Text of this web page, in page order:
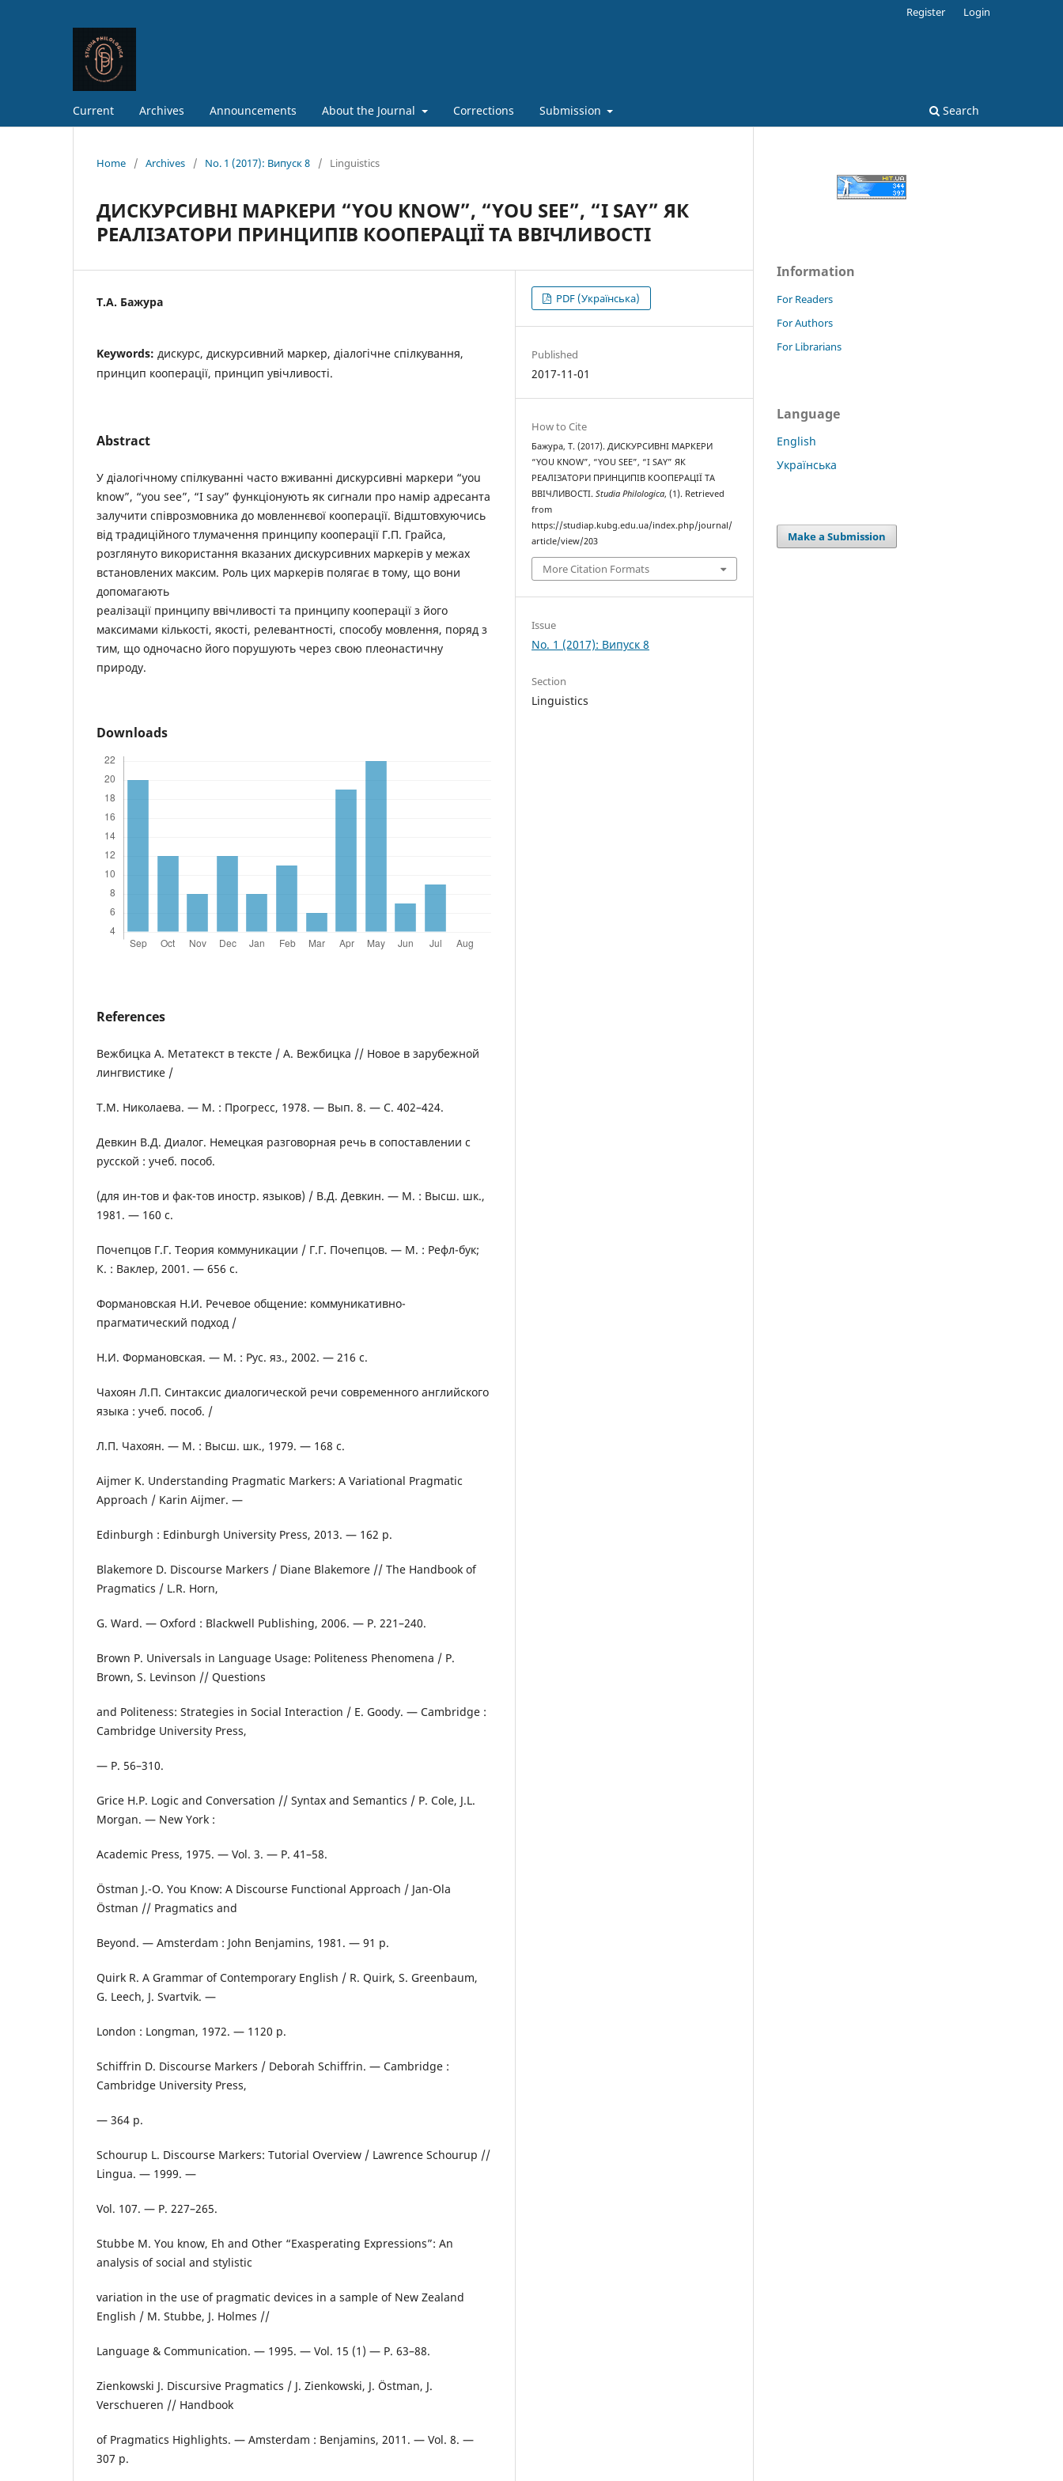
Current Archives Announcements About the Journal Corrections Submission Search
Register Login
Home / Archives / No. 1 (2017): Випуск 8 / Linguistics
ДИСКУРСИВНІ МАРКЕРИ “YOU KNOW”, “YOU SEE”, “I SAY” ЯК
РЕАЛІЗАТОРИ ПРИНЦИПІВ КООПЕРАЦІЇ ТА ВВІЧЛИВОСТІ
Т.А. Бажура
Keywords: дискурс, дискурсивний маркер, діалогічне спілкування,
принцип кооперації, принцип увічливості.
Abstract
У діалогічному спілкуванні часто вживанні дискурсивні маркери “you
know”, “you see”, “I say” функціонують як сигнали про намір адресанта
залучити співрозмовника до мовленнєвої кооперації. Відштовхуючись
від традиційного тлумачення принципу кооперації Г.П. Грайса,
розглянуто використання вказаних дискурсивних маркерів у межах
встановлених максим. Роль цих маркерів полягає в тому, що вони
допомагають
реалізації принципу ввічливості та принципу кооперації з його
максимами кількості, якості, релевантності, способу мовлення, поряд з
тим, що одночасно його порушують через свою плеонастичну
природу.
Downloads
References
Вежбицка А. Метатекст в тексте / А. Вежбицка // Новое в зарубежной
лингвистике /
Т.М. Николаева. — М. : Прогресс, 1978. — Вып. 8. — С. 402–424.
Девкин В.Д. Диалог. Немецкая разговорная речь в сопоставлении с
русской : учеб. пособ.
(для ин-тов и фак-тов иностр. языков) / В.Д. Девкин. — М. : Высш. шк.,
1981. — 160 с.
Почепцов Г.Г. Теория коммуникации / Г.Г. Почепцов. — М. : Рефл-бук;
К. : Ваклер, 2001. — 656 с.
Формановская Н.И. Речевое общение: коммуникативно-
прагматический подход /
Н.И. Формановская. — М. : Рус. яз., 2002. — 216 с.
Чахоян Л.П. Синтаксис диалогической речи современного английского
языка : учеб. пособ. /
Л.П. Чахоян. — М. : Высш. шк., 1979. — 168 с.
Aijmer K. Understanding Pragmatic Markers: A Variational Pragmatic
Approach / Karin Aijmer. —
Edinburgh : Edinburgh University Press, 2013. — 162 p.
Blakemore D. Discourse Markers / Diane Blakemore // The Handbook of
Pragmatics / L.R. Horn,
G. Ward. — Oxford : Blackwell Publishing, 2006. — P. 221–240.
Brown P. Universals in Language Usage: Politeness Phenomena / P.
Brown, S. Levinson // Questions
and Politeness: Strategies in Social Interaction / E. Goody. — Cambridge :
Cambridge University Press,
— Р. 56–310.
Grice H.P. Logic and Conversation // Syntax and Semantics / P. Cole, J.L.
Morgan. — New York :
Academic Press, 1975. — Vol. 3. — P. 41–58.
Östman J.-O. You Know: A Discourse Functional Approach / Jan-Ola
Östman // Pragmatics and
Beyond. — Amsterdam : John Benjamins, 1981. — 91 p.
Quirk R. A Grammar of Contemporary English / R. Quirk, S. Greenbaum,
G. Leech, J. Svartvik. —
London : Longman, 1972. — 1120 p.
Schiffrin D. Discourse Markers / Deborah Schiffrin. — Cambridge :
Cambridge University Press,
— 364 p.
Schourup L. Discourse Markers: Tutorial Overview / Lawrence Schourup //
Lingua. — 1999. —
Vol. 107. — P. 227–265.
Stubbe M. You know, Eh and Other “Exasperating Expressions”: An
analysis of social and stylistic
variation in the use of pragmatic devices in a sample of New Zealand
English / M. Stubbe, J. Holmes //
Language & Communication. — 1995. — Vol. 15 (1) — P. 63–88.
Zienkowski J. Discursive Pragmatics / J. Zienkowski, J. Östman, J.
Verschueren // Handbook
of Pragmatics Highlights. — Amsterdam : Benjamins, 2011. — Vol. 8. —
307 p.
PDF (Українська)
Published
2017-11-01
How to Cite
Бажура, Т. (2017). ДИСКУРСИВНІ МАРКЕРИ
“YOU KNOW”, “YOU SEE”, “I SAY” ЯК
РЕАЛІЗАТОРИ ПРИНЦИПІВ КООПЕРАЦІЇ ТА
ВВІЧЛИВОСТІ.Studia Philologica, (1). Retrieved
from
https://studiap.kubg.edu.ua/index.php/journal/
article/view/203
More Citation Formats
Issue
No. 1 (2017): Випуск 8
Section
Linguistics
Information
For Readers
For Authors
For Librarians
Language
English
Українська
Make a Submission